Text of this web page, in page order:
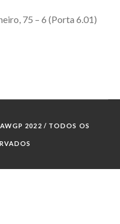
75 – 6 (Porta 6.01)
2022 / TODOS OS